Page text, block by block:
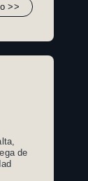
>>
de